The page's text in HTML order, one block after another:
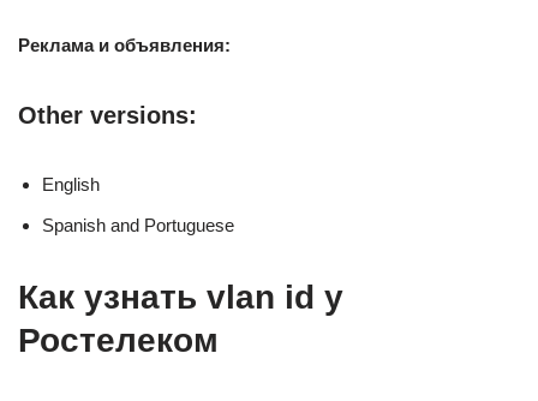
Реклама и объявления:
Other versions:
English
Spanish and Portuguese
Как узнать vlan id у
Ростелеком